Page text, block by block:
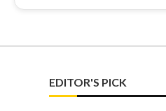
EDITOR'S PICK